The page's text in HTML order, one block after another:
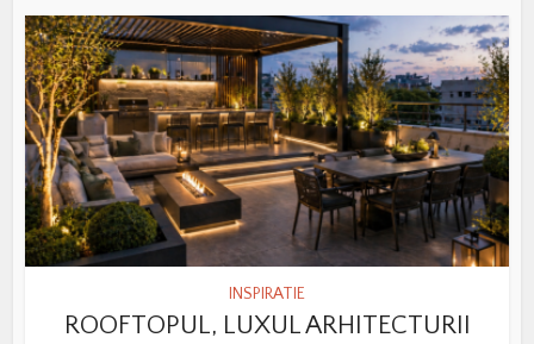
INSPIRATIE
ROOFTOPUL, LUXUL ARHITECTURII